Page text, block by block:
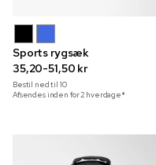
Sports rygsæk
35,20-51,50 kr
Bestil ned til 10
Afsendes inden for 2 hverdage*